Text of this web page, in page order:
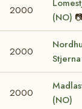
2000
(NO)
2000
2000
(NO)